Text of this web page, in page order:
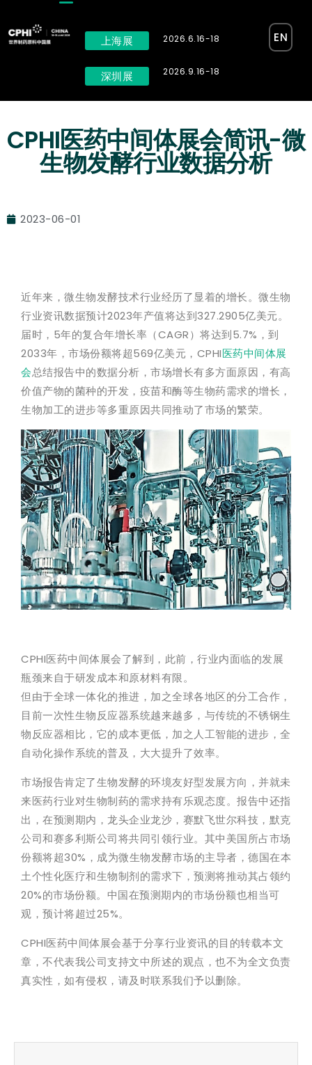
上海展
深圳展
2026.6.16-18
2026.9.16-18
EN
CPHI医药中间体展会简讯-微
生物发酵行业数据分析
2023-06-01
近年来，微生物发酵技术行业经历了显着的增长。微生物
行业资讯数据预计2023年产值将达到327.2905亿美元。
届时，5年的复合年增长率（CAGR）将达到5.7%，到
2033年，市场份额将超569亿美元，CPHI医药中间体展
会总结报告中的数据分析，市场增长有多方面原因，有高
价值产物的菌种的开发，疫苗和酶等生物药需求的增长，
生物加工的进步等多重原因共同推动了市场的繁荣。
CPHI医药中间体展会了解到，此前，行业内面临的发展
瓶颈来自于研发成本和原材料有限。
但由于全球一体化的推进，加之全球各地区的分工合作，
目前一次性生物反应器系统越来越多，与传统的不锈钢生
物反应器相比，它的成本更低，加之人工智能的进步，全
自动化操作系统的普及，大大提升了效率。
市场报告肯定了生物发酵的环境友好型发展方向，并就未
来医药行业对生物制药的需求持有乐观态度。报告中还指
出，在预测期内，龙头企业龙沙，赛默飞世尔科技，默克
公司和赛多利斯公司将共同引领行业。其中美国所占市场
份额将超30%，成为微生物发酵市场的主导者，德国在本
土个性化医疗和生物制剂的需求下，预测将推动其占领约
20%的市场份额。中国在预测期内的市场份额也相当可
观，预计将超过25%。
CPHI医药中间体展会基于分享行业资讯的目的转载本文
章，不代表我公司支持文中所述的观点，也不为全文负责
真实性，如有侵权，请及时联系我们予以删除。